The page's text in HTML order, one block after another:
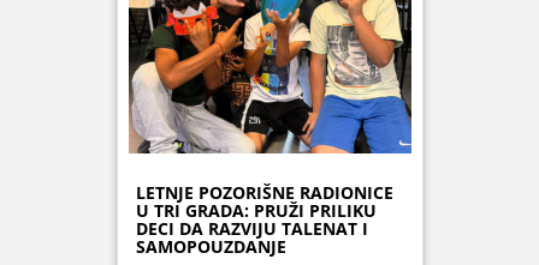
LETNJE POZORIŠNE RADIONICE
U TRI GRADA: PRUŽI PRILIKU
DECI DA RAZVIJU TALENAT I
SAMOPOUZDANJE